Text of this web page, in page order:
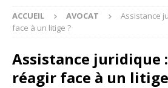
ACCUEIL AVOCAT
Assistance
face à un litige ?
Assistance juridique
réagir face à un